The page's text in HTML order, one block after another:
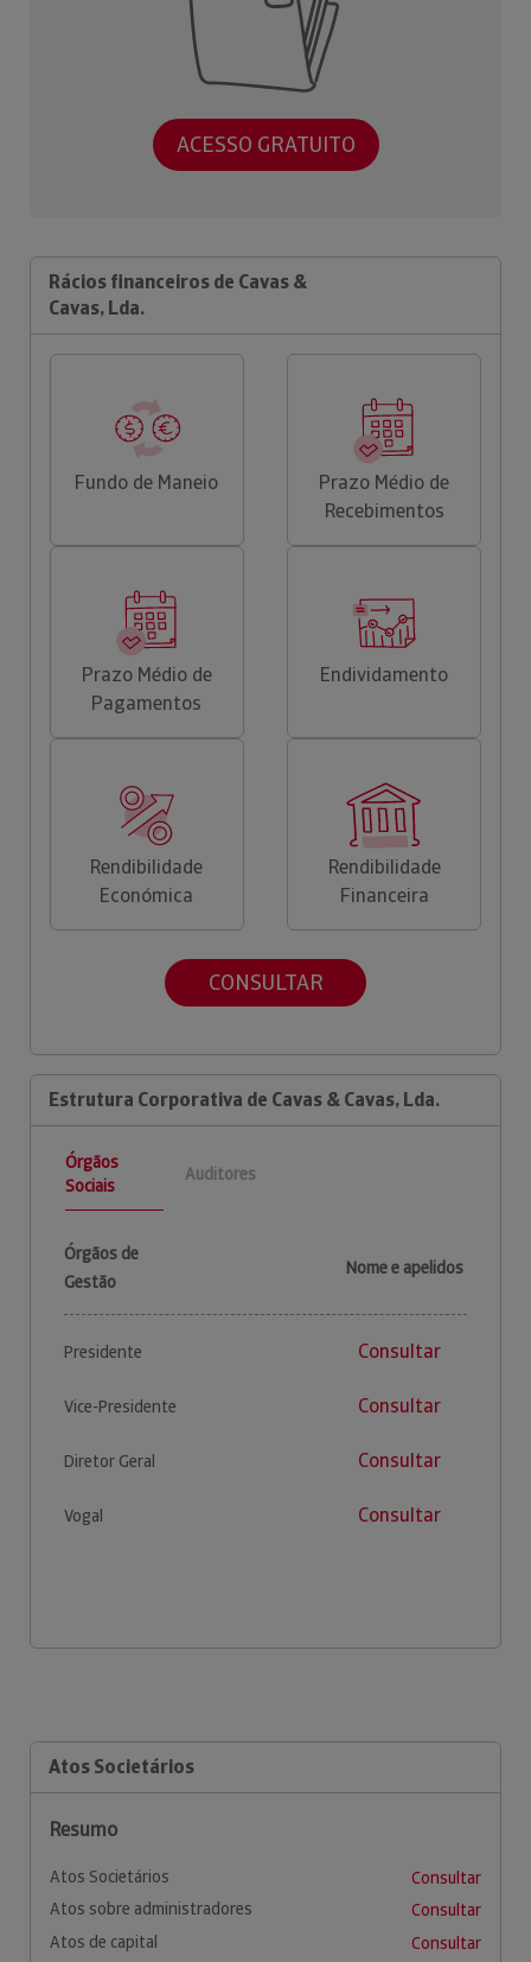
ACESSO GRATUITO
Rácios financeiros de Cavas &
Cavas, Lda.
Fundo de Maneio
Prazo Médio de
Recebimentos
Prazo Médio de
Pagamentos
Endividamento
Rendibilidade
Económica
Rendibilidade
Financeira
CONSULTAR
Estrutura Corporativa de Cavas & Cavas, Lda.
Órgãos
Sociais
Auditores
Órgãos de
Gestão
Nome e apelidos
Presidente Consultar
Vice-Presidente Consultar
Diretor Geral Consultar
Vogal Consultar
Atos Societários
Resumo
Atos Societários
Consultar
Atos sobre administradores
Consultar
Atos de capital
Consultar